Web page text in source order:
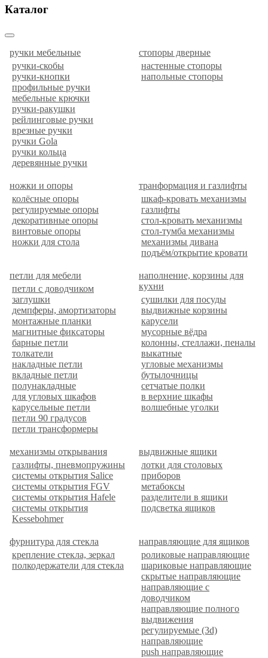
Каталог
ручки мебельные
ручки-скобы
ручки-кнопки
профильные ручки
мебельные крючки
ручки-ракушки
рейлинговые ручки
врезные ручки
ручки Gola
ручки кольца
деревянные ручки
стопоры дверные
настенные стопоры
напольные стопоры
ножки и опоры
колёсные опоры
регулируемые опоры
декоративные опоры
винтовые опоры
ножки для стола
транформация и газлифты
шкаф-кровать механизмы
газлифты
стол-кровать механизмы
стол-тумба механизмы
механизмы дивана
подъём/открытие кровати
петли для мебели
петли с доводчиком
заглушки
демпферы, амортизаторы
монтажные планки
магнитные фиксаторы
барные петли
толкатели
накладные петли
вкладные петли
полунакладные
для угловых шкафов
карусельные петли
петли 90 градусов
петли трансформеры
наполнение, корзины для
кухни
сушилки для посуды
выдвижные корзины
карусели
мусорные вёдра
колонны, стеллажи, пеналы
выкатные
угловые механизмы
бутылочницы
сетчатые полки
в верхние шкафы
волшебные уголки
механизмы открывания
газлифты, пневмопружины
системы открытия Salice
системы открытия FGV
системы открытия Hafele
системы открытия
Kessebohmer
выдвижные ящики
лотки для столовых
приборов
метабоксы
разделители в ящики
подсветка ящиков
фурнитура для стекла
крепление стекла, зеркал
полкодержатели для стекла
направляющие для ящиков
роликовые направляющие
шариковые направляющие
скрытые направляющие
направляющие с
доводчиком
направляющие полного
выдвижения
регулируемые (3d)
направляющие
push направляющие